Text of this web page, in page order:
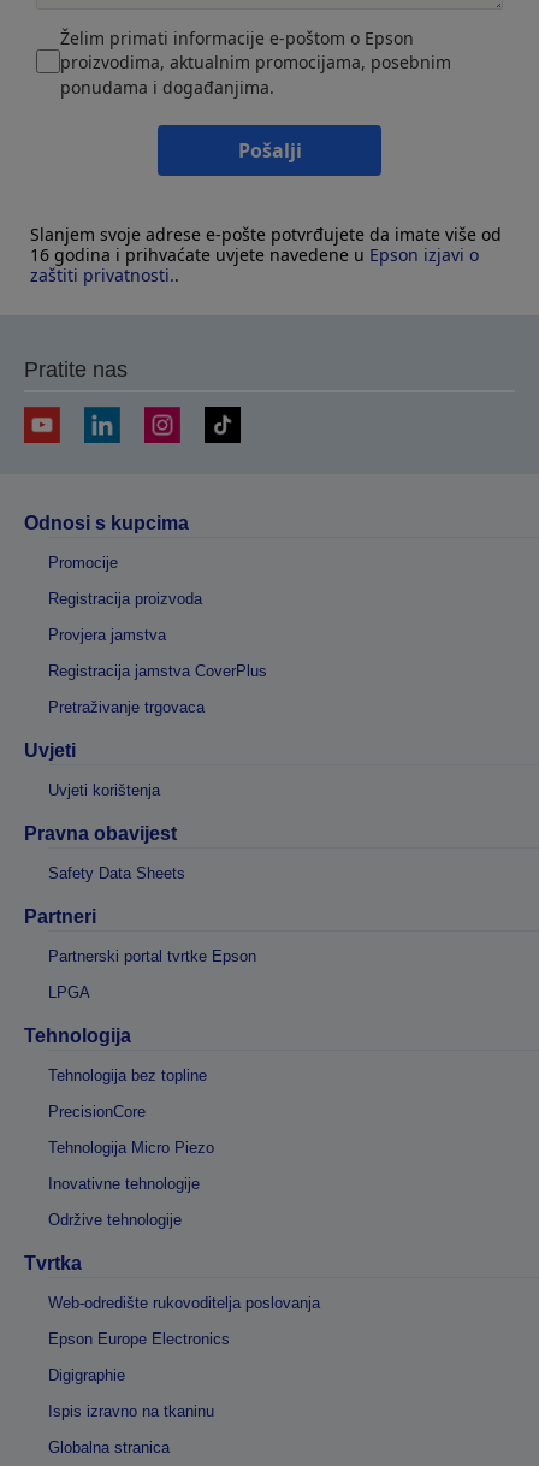
Želim primati informacije e-poštom o Epson
proizvodima, aktualnim promocijama, posebnim
ponudama i događanjima.
Pošalji
Slanjem svoje adrese e-pošte potvrđujete da imate više od
16 godina i prihvaćate uvjete navedene u Epson izjavi o
zaštiti privatnosti..
Pratite nas
Odnosi s kupcima
Promocije
Registracija proizvoda
Provjera jamstva
Registracija jamstva CoverPlus
Pretraživanje trgovaca
Uvjeti
Uvjeti korištenja
Pravna obavijest
Safety Data Sheets
Partneri
Partnerski portal tvrtke Epson
LPGA
Tehnologija
Tehnologija bez topline
PrecisionCore
Tehnologija Micro Piezo
Inovativne tehnologije
Održive tehnologije
Tvrtka
Web-odredište rukovoditelja poslovanja
Epson Europe Electronics
Digigraphie
Ispis izravno na tkaninu
Globalna stranica